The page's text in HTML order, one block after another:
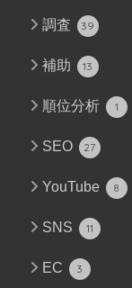
調査 39
補助 13
順位分析 1
SEO 27
YouTube 8
SNS 11
EC 3